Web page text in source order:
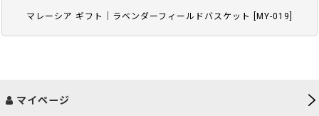
マレーシア ギフト｜ラベンダーフィールドバスケット MY-019
マイページ